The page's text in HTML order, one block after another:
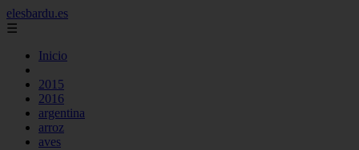
elesbardu.es
☰
Inicio
2015
2016
argentina
arroz
aves